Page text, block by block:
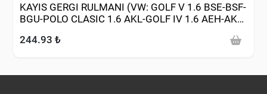
KAYIS GERGI RULMANI (VW: GOLF V 1.6 BSE-BSF-
BGU-POLO CLASIC 1.6 AKL-GOLF IV 1.6 AEH-AKL-
244.93 ₺